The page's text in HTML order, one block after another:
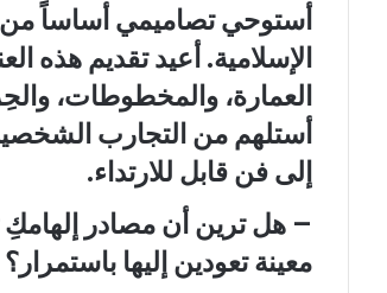
أستوحي تصاميمي أساساً من
الإسلامية. أعيد تقديم هذه
العمارة، والمخطوطات،
أستلهم من التجارب
إلى فن قابل للارتداء.
– هل ترين أن مصادر
معينة تعودين إليها باستمرار؟